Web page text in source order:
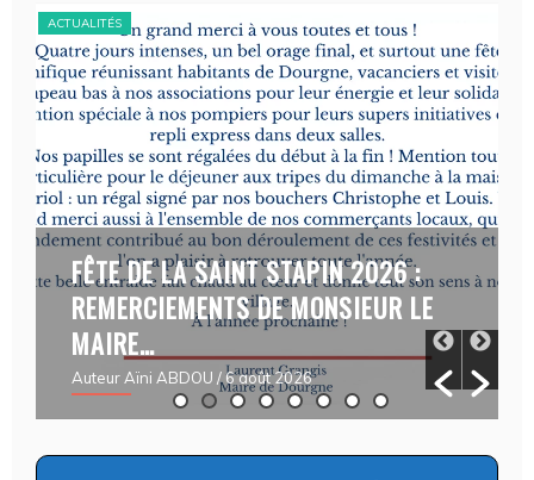
ACTUALITÉS
FÊTE DE LA SAINT STAPIN 2026 :
REMERCIEMENTS DE MONSIEUR LE
MAIRE…
Auteur Aïni ABDOU / 6 août 2026